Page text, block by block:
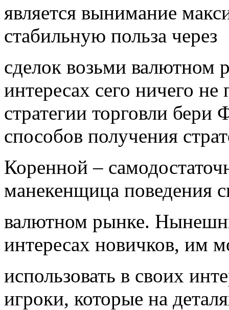
является вынимание
стабильную польза через
сделок возьми валютном
интересах сего ничего не
стратегии торговли
способов получения
Коренной –
манекенщица поведения
валютном рынке.
интересах новичков, им
использовать в своих
игроки, которые на